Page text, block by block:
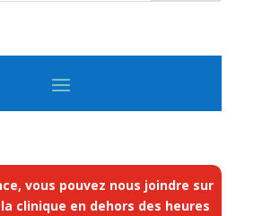
vous pouvez nous joindre sur
clinique en dehors des heures